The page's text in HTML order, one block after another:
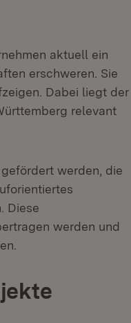
aktuell ein
erschweren. Sie
Dabei liegt der
relevant
werden, die
Diese
werden und